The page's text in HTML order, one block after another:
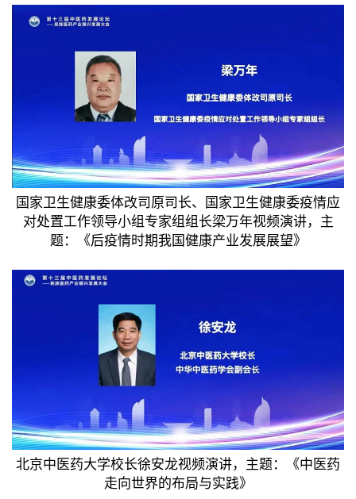
国家卫生健康委体改司原司长、国家卫生健康委疫情应
对处置工作领导小组专家组组长梁万年视频演讲，主
题：《后疫情时期我国健康产业发展展望》
北京中医药大学校长徐安龙视频演讲，主题：《中医药
走向世界的布局与实践》